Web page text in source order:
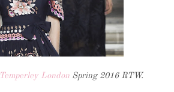
Temperley London Spring 2016 RTW.